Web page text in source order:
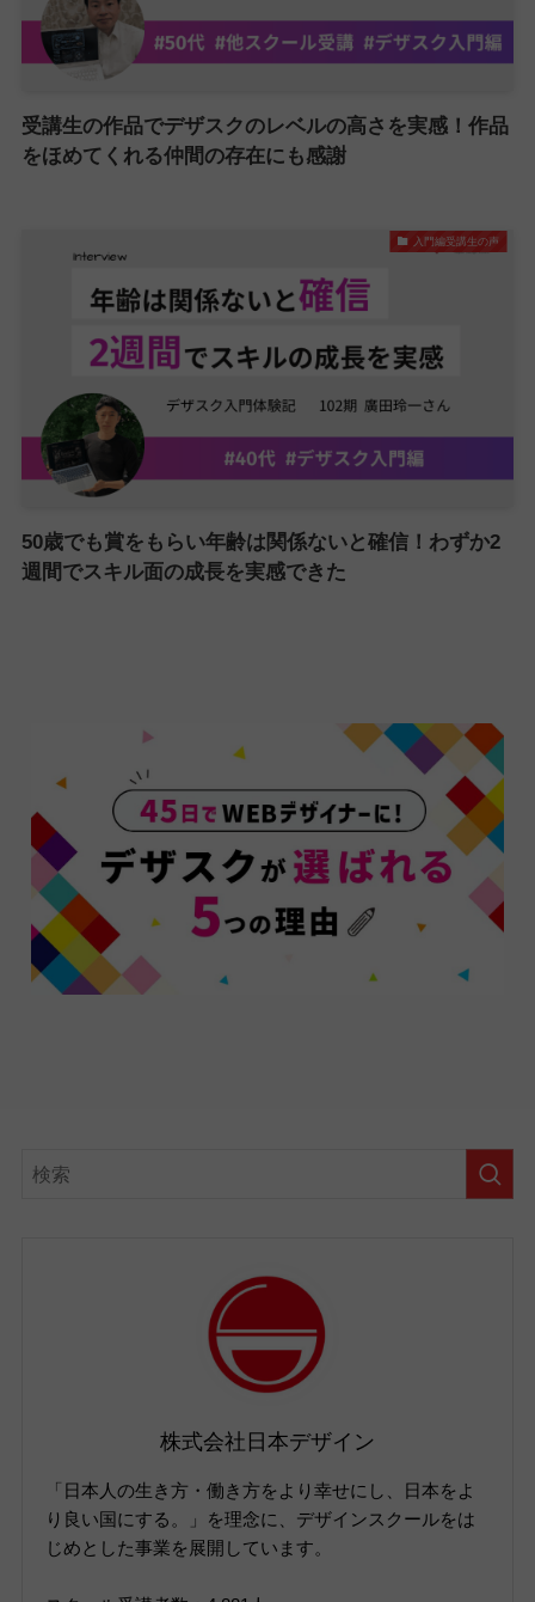
受講生の作品でデザスクのレベルの高さを実感！作品
をほめてくれる仲間の存在にも感謝
入門編受講生の声
50歳でも賞をもらい年齢は関係ないと確信！わずか2
週間でスキル面の成長を実感できた
株式会社日本デザイン
「日本人の生き方・働き方をより幸せにし、日本をよ
り良い国にする。」を理念に、デザインスクールをは
じめとした事業を展開しています。